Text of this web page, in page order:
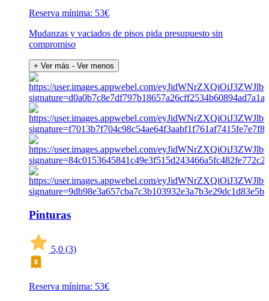
Reserva mínima: 53€
Mudanzas y vaciados de pisos pida presupuesto sin
compromiso
+ Ver más - Ver menos
Pinturas
5,0 (3)
Reserva mínima: 53€